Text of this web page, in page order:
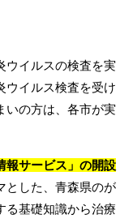
ウイルスの検査を実
ウイルス検査を受け
いの方は、各市が実
報サービス」の開設
とした、青森県のが
る基礎知識から治療